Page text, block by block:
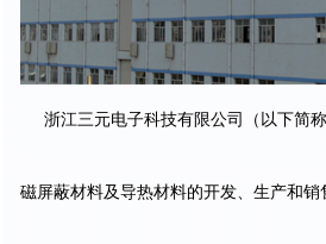
浙江三元电子科技有限公司（以下简
磁屏蔽材料及导热材料的开发、生产和销